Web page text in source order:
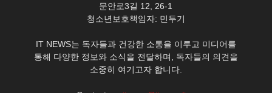
문안로3길 12, 26-1
청소년보호책임자: 민두기
IT NEWS는 독자들과 건강한 소통을 이루고 미디어를
통해 다양한 정보와 소식을 전달하며, 독자들의 의견을
소중히 여기고자 합니다.